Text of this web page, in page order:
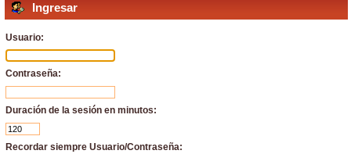
Ingresar
Usuario:
Contraseña:
Duración de la sesión en minutos:
Recordar siempre Usuario/Contraseña: